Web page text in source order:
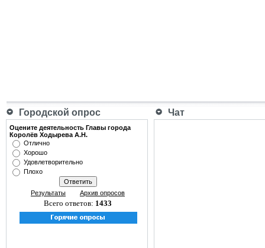
Городской опрос Чат
Оцените деятельность Главы города
Королёв Ходырева А.Н.
Отлично
Хорошо
Удовлетворительно
Плохо
Результаты Архив опросов
Всего ответов: 1433